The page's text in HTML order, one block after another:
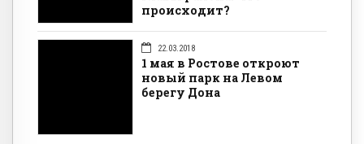
происходит?
22.03.2018
1 мая в Ростове откроют
новый парк на Левом
берегу Дона